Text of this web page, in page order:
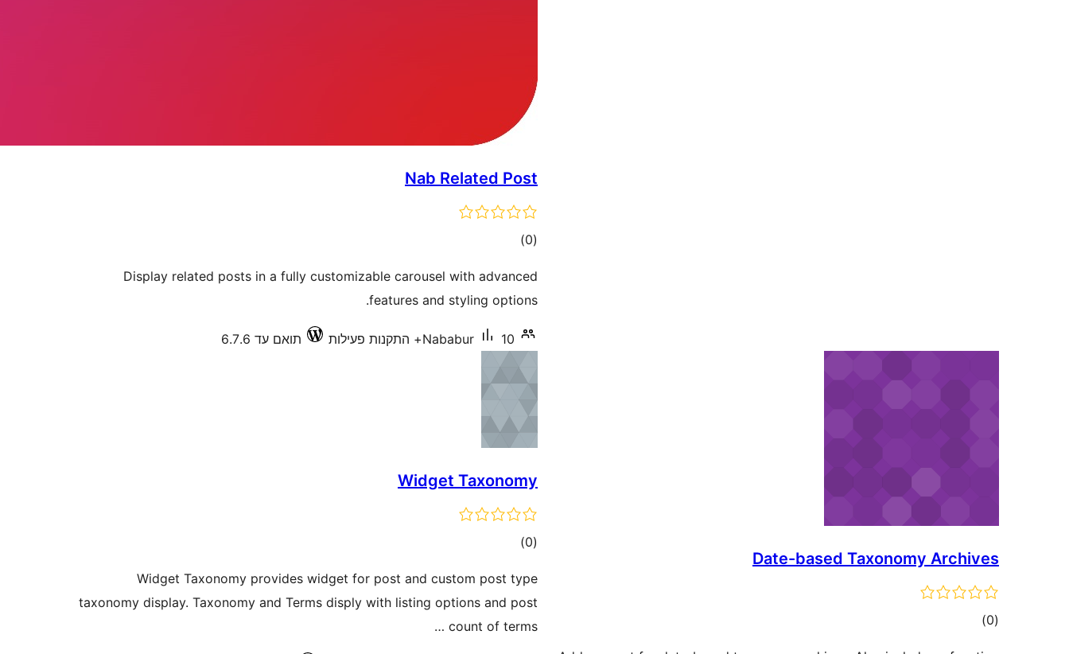
Nab Related Post
(0 דרוגים)
Display related posts in a fully customizable carousel with advanced
features and styling options.
Nababur 10+ התקנות פעילות תואם עד 6.7.6
Date-based Taxonomy Archives
(0 דרוגים)
Widget Taxonomy
(0 דרוגים)
Widget Taxonomy provides widget for post and custom post type
taxonomy display. Taxonomy and Terms disply with listing options and post
count of terms …